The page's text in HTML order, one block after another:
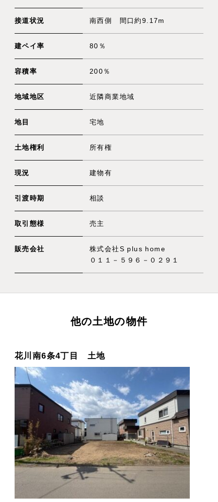
接道状況 南西側 間口約9.17m
建ペイ率 80％
容積率 200％
地域地区 近隣商業地域
地目 宅地
土地権利 所有権
現況 建物有
引渡時期 相談
取引態様 売主
販売会社
株式会社S plus home
０１１－５９６－０２９１
他の土地の物件
花川南6条4丁目 土地